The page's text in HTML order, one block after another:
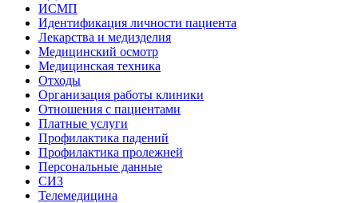
ИСМП
Идентификация личности пациента
Лекарства и медизделия
Медицинский осмотр
Медицинская техника
Отходы
Организация работы клиники
Отношения с пациентами
Платные услуги
Профилактика падений
Профилактика пролежней
Персональные данные
СИЗ
Телемедицина